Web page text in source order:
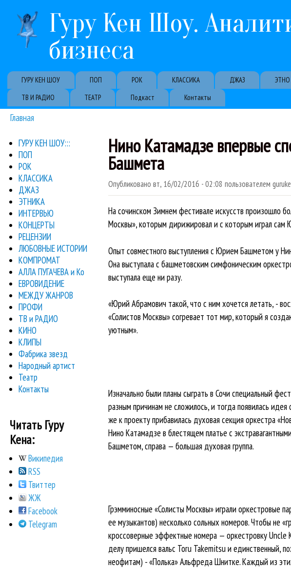
Гуру Кен Шоу.
бизнеса
Primary links
ГУРУ КЕН ШОУ ПОП РОК КЛАССИКА ДЖАЗ ЭТНО
ТВ И РАДИО
ТЕАТР Подкаст Контакты
Вы здесь
Главная
Нино Катамадзе впервые
Башмета
Опубликовано вт, 16/02/2016 - 02:08 пользователем
На сочинском Зимнем фестивале искусств произошло
Москвы», которым дирижировал и с которым играл сам
Опыт совместного выступления с Юрием Башметом у
Она выступала с башметовским симфоническим
выступала еще ни разу.
«Юрий Абрамович такой, что с ним хочется летать, -
«Солистов Москвы» согревает тот мир, который я
уютным».
Изначально были планы сыграть в Сочи специальный
разным причинам не сложилось, и тогда появилась
же к проекту прибавилась духовая секция оркестра
Нино Катамадзе в блестящем платье с
Башметом, справа — большая духовая группа.
Грэмминосные «Солисты Москвы» играли оркестровые
ее музыкантов) несколько сольных номеров. Чтобы не
кроссоверные эффектные номера — оркестровку Uncle
делу пришелся вальс Toru Takemitsu и единственный,
неофитам) - «Полька» Альфреда Шнитке. Каждый из
ГУРУ КЕН ШОУ:::
ПОП
РОК
КЛАССИКА
ДЖАЗ
ЭТНИКА
ИНТЕРВЬЮ
КОНЦЕРТЫ
РЕЦЕНЗИИ
ЛЮБОВНЫЕ ИСТОРИИ
КОМПРОМАТ
АЛЛА ПУГАЧЕВА и Ко
ЕВРОВИДЕНИЕ
МЕЖДУ ЖАНРОВ
ПРОФИ
ТВ и РАДИО
КИНО
КЛИПЫ
Фабрика звезд
Народный артист
Театр
Контакты
Читать Гуру
Кена:
Википедия
RSS
Твиттер
ЖЖ
Facebook
Telegram